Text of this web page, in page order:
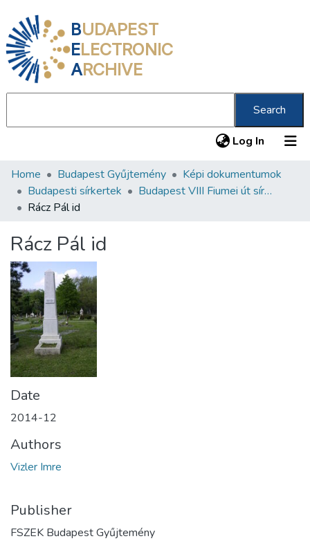
BUDAPEST
ELECTRONIC
ARCHIVE
Search
Log In (current)
Communities & Collections
All of DSpace
About us
Home Budapest Gyűjtemény
Képi dokumentumok
Budapesti sírkertek
Budapest VIII Fiumei út sírkert 2. rész
Rácz Pál id
Rácz Pál id
Date
2014-12
Authors
Vizler Imre
Publisher
FSZEK Budapest Gyűjtemény